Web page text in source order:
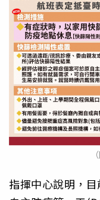
指揮中心說明，